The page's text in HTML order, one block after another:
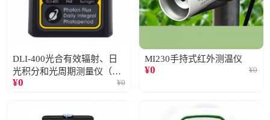
DLI-400光合有效辐射、日
光积分和光周期测量仪（仅
阳光）
¥0 ¥0
MI230手持式红外测温仪
¥0 ¥0